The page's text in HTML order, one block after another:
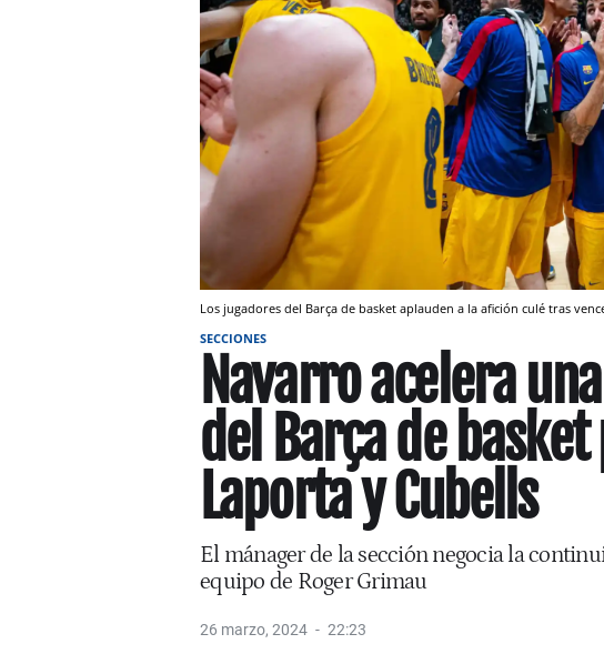
Los jugadores del Barça de basket aplauden a la afición culé tras
SECCIONES
Navarro acelera
del Barça de
Laporta y Cubells
El mánager de la sección negocia la
equipo de Roger Grimau
26 marzo, 2024 22:23